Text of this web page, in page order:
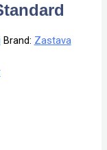
Brand: Zastava